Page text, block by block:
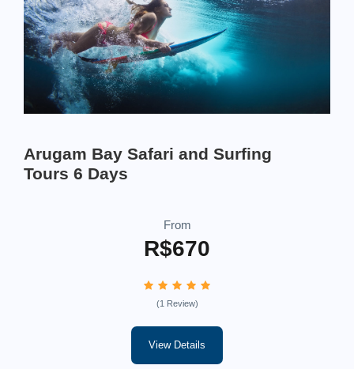
Arugam Bay Safari and Surfing
Tours 6 Days
From
R$670
(1 Review)
View Details